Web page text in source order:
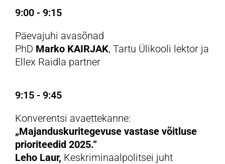
9:00 - 9:15
Päevajuhi avasõnad
PhD Marko KAIRJAK, Tartu Ülikooli lektor ja
Ellex Raidla partner
9:15 - 9:45
Konverentsi avaettekanne:
„Majanduskuritegevuse vastase võitluse
prioriteedid 2025.“
Leho Laur, Keskriminaalpolitsei juht